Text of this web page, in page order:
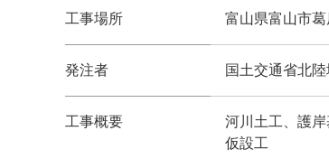
工事場所 富山県富山市
発注者 国土交通省北
工事概要
河川土工、護
仮設工